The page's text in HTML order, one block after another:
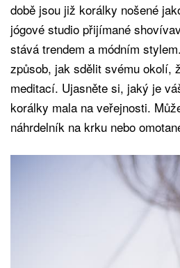
době jsou již korálky nošené
jógové studio přijímané
stává trendem a módním
způsob, jak sdělit svému okolí,
meditací. Ujasněte si, jaký je
korálky mala na veřejnosti.
náhrdelník na krku nebo